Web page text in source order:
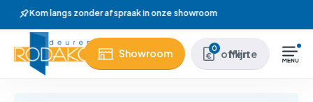
content
Wij hebben meer dan 37 jaar ervaring
Showroom 0 Mijn offerte
Close
Menu